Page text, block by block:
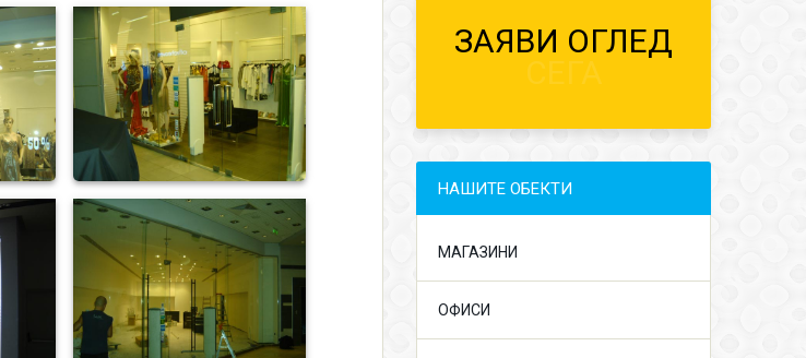
ЗАЯВИ ОГЛЕД
СЕГА
НАШИТЕ ОБЕКТИ
МАГАЗИНИ
ОФИСИ